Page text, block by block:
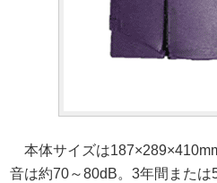
本体サイズは
音は約70～80dB。3年間また